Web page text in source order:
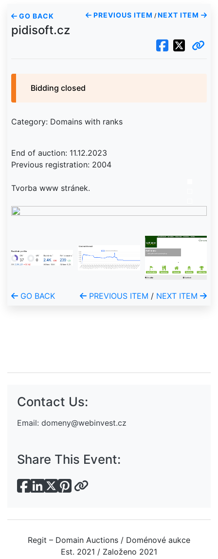
GO BACK PREVIOUS ITEM / NEXT ITEM
pidisoft.cz
Bidding closed
Category: Domains with ranks
End of auction: 11.12.2023
Previous registration: 2004
Tvorba www stránek.
GO BACK PREVIOUS ITEM / NEXT ITEM
Contact Us:
Email: domeny@webinvest.cz
Share This Event:
Regit – Domain Auctions / Doménové aukce
Est. 2021 / Založeno 2021